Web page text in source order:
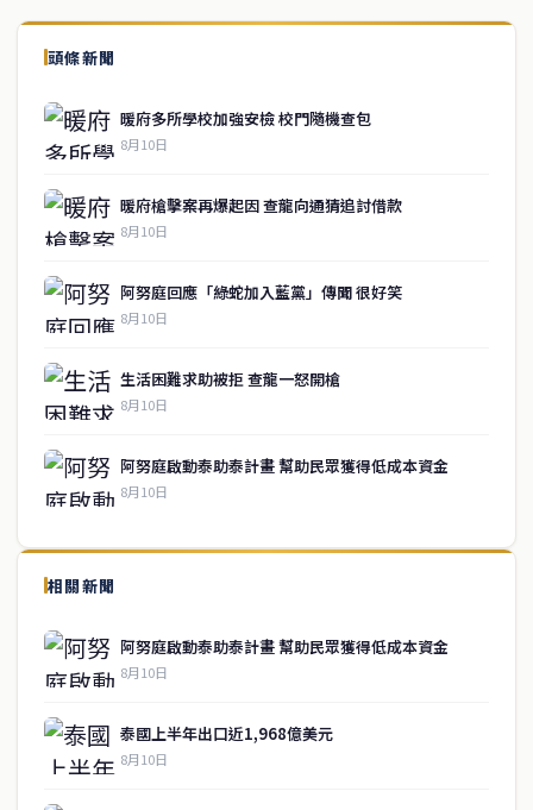
頭條新聞
暖府多所學校加強安檢 校門隨機查包
8月10日
暖府槍擊案再爆起因 查龍向通猜追討借款
8月10日
阿努庭回應「綠蛇加入藍黨」傳聞 很好笑
8月10日
生活困難求助被拒 查龍一怒開槍
8月10日
阿努庭啟動泰助泰計畫 幫助民眾獲得低成本資金
8月10日
相關新聞
阿努庭啟動泰助泰計畫 幫助民眾獲得低成本資金
8月10日
泰國上半年出口近1,968億美元
8月10日
泰國中文新聞（TCN）是一家總部設於曼谷的中文新聞媒體，致力於
報導泰國當地政治、經濟、華人社群與社會時事，為在泰華人讀者提
供即時、客觀、多元的中文新聞內容。
快速連結
service@thaichinesenews.com ↑ 回到頂端